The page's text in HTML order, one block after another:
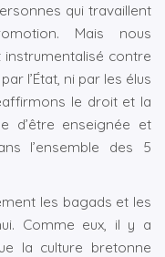
qui travaillent
Mais nous
instrumentalisé contre
l’État, ni par les élus
le droit et la
d’être enseignée et
l’ensemble des 5
les bagads et les
Comme eux, il y a
la culture bretonne